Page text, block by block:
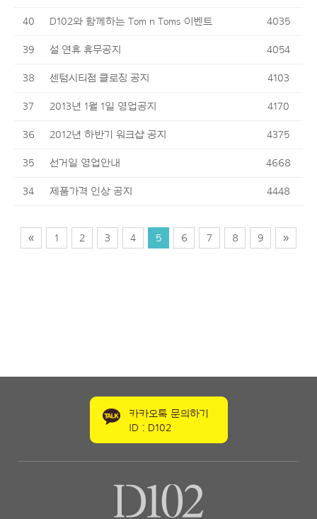
40 D102와 함께하는 Tom n Toms 이벤트 4035
39 설 연휴 휴무공지 4054
38 센텀시티점 클로징 공지 4103
37 2013년 1월 1일 영업공지 4170
36 2012년 하반기 워크샵 공지 4375
35 선거일 영업안내 4668
34 제품가격 인상 공지 4448
« 1 2 3 4 5 6 7 8 9 »
카카오톡 문의하기
ID : D102